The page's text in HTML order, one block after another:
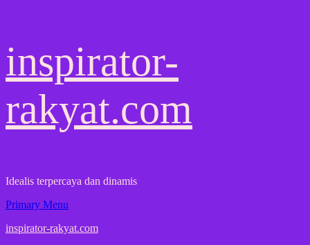
inspirator-
rakyat.com
Idealis terpercaya dan dinamis
Primary Menu
inspirator-rakyat.com